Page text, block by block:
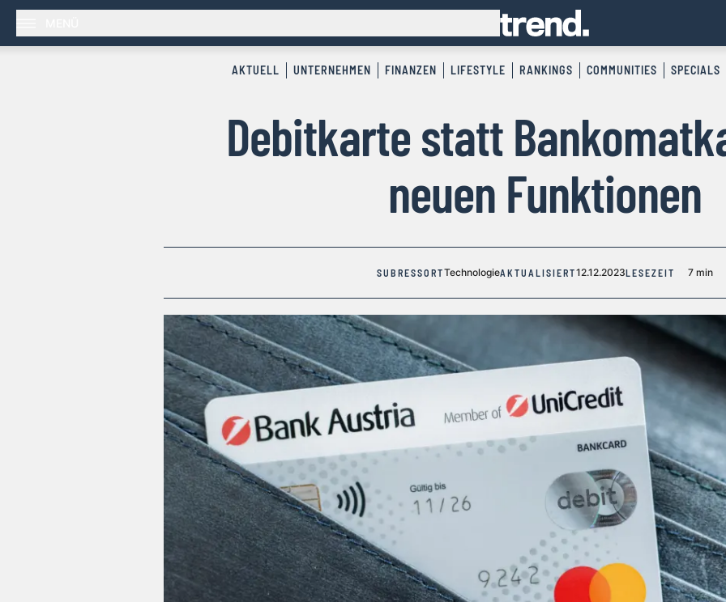
AKTUELL UNTERNEHMEN FINANZEN LIFESTYLE RANKINGS COMMUNITIES SPECIALS
Debitkarte statt
neuen Funktionen
SUBRESSORTTechnologieAKTUALISIERT12.12.2023LESEZEIT 7 min